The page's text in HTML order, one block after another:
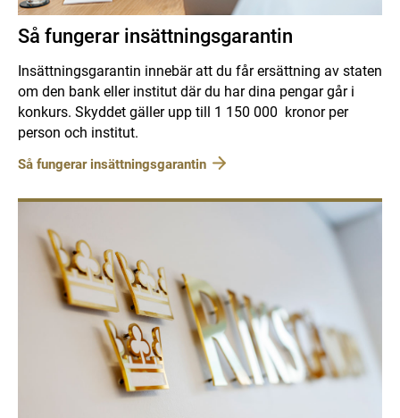
Så fungerar insättningsgarantin
Insättningsgarantin innebär att du får ersättning av staten
om den bank eller institut där du har dina pengar går i
konkurs. Skyddet gäller upp till 1 150 000 kronor per
person och institut.
Så fungerar insättningsgarantin